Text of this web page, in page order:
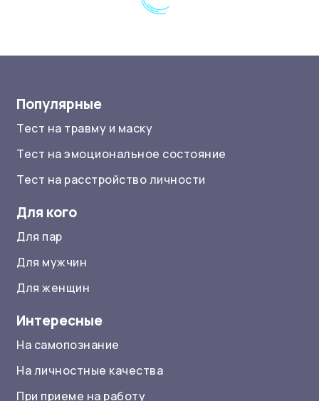
Популярные
Тест на травму и маску
Тест на эмоциональное состояние
Тест на расстройство личности
Для кого
Для пар
Для мужчин
Для женщин
Интересные
На самопознание
На личностные качества
При приеме на работу